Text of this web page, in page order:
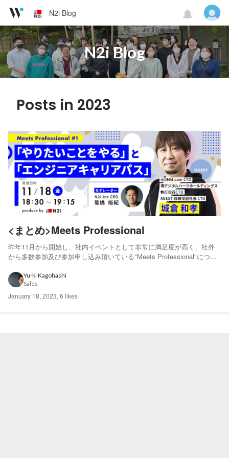
N2i Blog
N2i Blog
Posts in 2023
<まとめ>Meets Professional
昨年11月から開始し、社内イベントとして非常に満足度が高く、社外
から多数参加及び参加申し込み頂いている"Meets Professional"につい
Meets Professional とは エンジニア個人の価値があがることを軸に社
内向けに開催...
Yu-ki Kagohashi
Sales
January 18, 2023, 6 likes